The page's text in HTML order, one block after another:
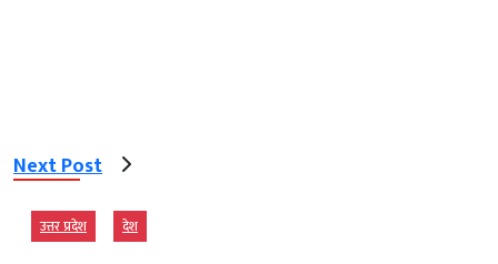
Next Post
उत्तर प्रदेश देश